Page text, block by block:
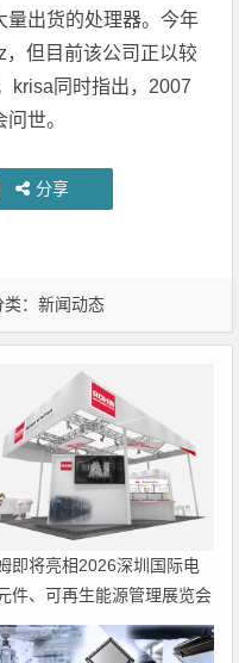
量出货的处理器。今年
但目前该公司正以较
krisa同时指出，2007
世。
分享
类：新闻动态
即将亮相2026深圳国际电
件、可再生能源管理展览会
讨会